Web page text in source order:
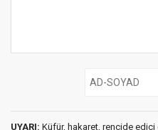
UYARI: Küfür, hakaret, rencide edici